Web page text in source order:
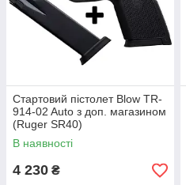
Стартовий пістолет Blow TR-
914-02 Auto з доп. магазином
(Ruger SR40)
В наявності
4 230 ₴